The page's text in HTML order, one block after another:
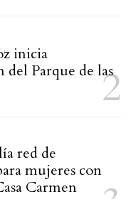
inicia
del Parque de las
red de
mujeres con
Carmen